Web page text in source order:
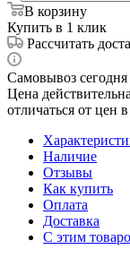
В корзину
Купить в 1 клик
Рассчитать
Самовывоз сегодня
Цена
отличаться от цен
Наличие
Отзывы
Как купить
Оплата
Доставка
С этим